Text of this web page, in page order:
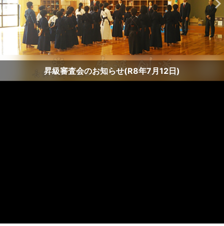
昇級審査会のお知らせ(R8年7月12日)